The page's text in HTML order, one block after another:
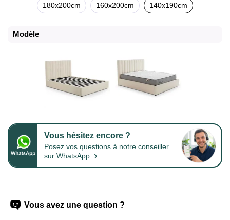
180x200cm 160x200cm 140x190cm
Modèle
Vous hésitez encore ?
Posez vos questions à notre conseiller
sur WhatsApp ›
Vous avez une question ?